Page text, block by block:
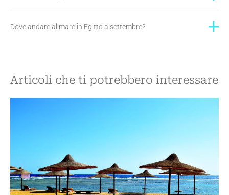
Dove andare al mare in Egitto a settembre?
Articoli che ti potrebbero interessare